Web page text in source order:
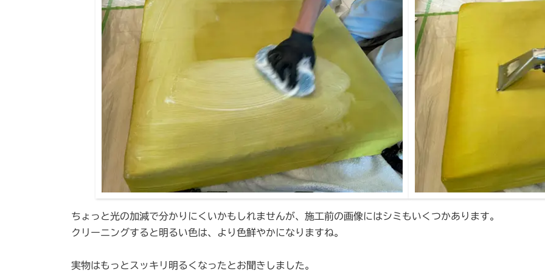
ちょっと光の加減で分かりにくいかもしれませんが、施工前の画像にはシミもいくつかあります。
クリーニングすると明るい色は、より色鮮やかになりますね。
実物はもっとスッキリ明るくなったとお聞きしました。